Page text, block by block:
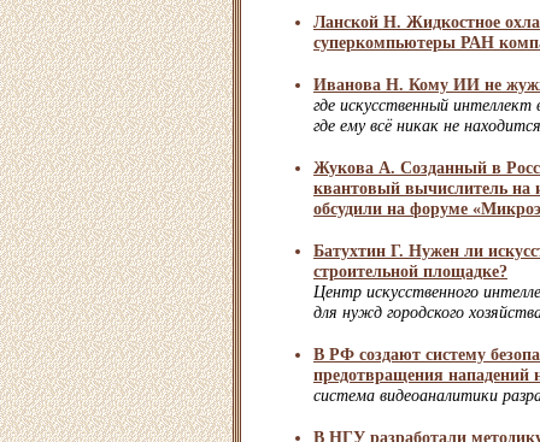
Ланской Н. Жидкостное
суперкомпьютеры РАН
Иванова Н. Кому ИИ не
где искусственный
где ему всё никак не
Жукова А. Созданный в
квантовый вычислитель на
обсудили на форуме
Батухтин Г. Нужен ли
строительной площадке?
Центр искусственного
для нужд городского
В РФ создают систему
предотвращения
система видеоаналитики
В НГУ разработали